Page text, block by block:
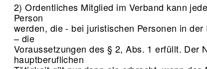
2) Ordentliches Mitglied im Verband kann
Person
werden, die - bei juristischen Personen in
– die
Voraussetzungen des § 2, Abs. 1 erfüllt. Der
hauptberuflichen